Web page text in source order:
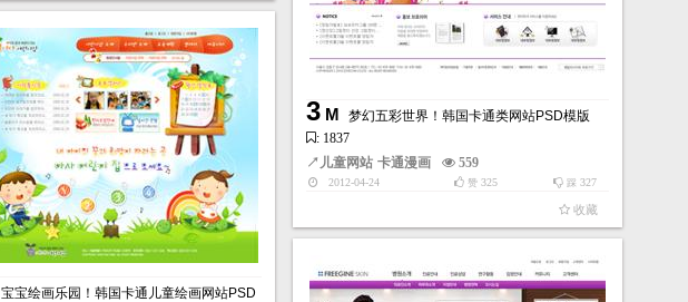
3M
梦幻五彩世界！韩国卡通类网站PSD模版
: 1837
↗儿童网站 卡通漫画 559
2012-04-24 踩 327
赞325
收藏
宝宝绘画乐园！韩国卡通儿童绘画网站PSD